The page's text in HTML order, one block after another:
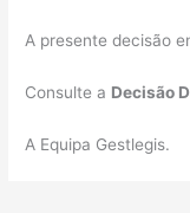
A presente decisão
Consulte a Decisão
A Equipa Gestlegis.